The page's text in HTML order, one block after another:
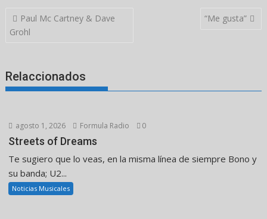
Navegación
de
Paul Mc Cartney & Dave
Grohl
“Me gusta”
Relaccionados
agosto 1, 2026 Formula Radio 0
Streets of Dreams
Te sugiero que lo veas, en la misma línea de siempre Bono y
su banda; U2...
Noticias Musicales